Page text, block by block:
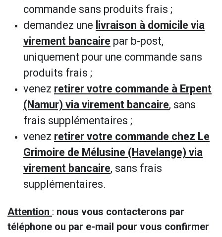
commande sans produits frais ;
demandez une livraison à domicile via
virement bancaire par b-post,
uniquement pour une commande sans
produits frais ;
venez retirer votre commande à Erpent
(Namur) via virement bancaire, sans
frais supplémentaires ;
venez retirer votre commande chez Le
Grimoire de Mélusine (Havelange) via
virement bancaire, sans frais
supplémentaires.
Attention : nous vous contacterons par
téléphone ou par e-mail pour vous confirmer